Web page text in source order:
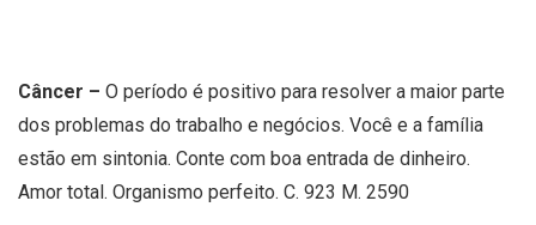
Câncer – O período é positivo para resolver a maior parte
dos problemas do trabalho e negócios. Você e a família
estão em sintonia. Conte com boa entrada de dinheiro.
Amor total. Organismo perfeito. C. 923 M. 2590